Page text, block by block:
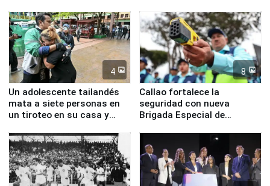
4
Un adolescente tailandés
mata a siete personas en
un tiroteo en su casa y
8
Callao fortalece la
seguridad con nueva
Brigada Especial de
equipamiento para
Serenazgo